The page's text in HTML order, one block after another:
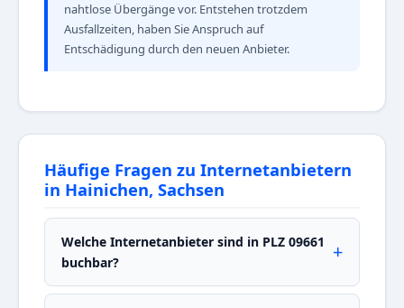
nahtlose Übergänge vor. Entstehen trotzdem
Ausfallzeiten, haben Sie Anspruch auf
Entschädigung durch den neuen Anbieter.
Häufige Fragen zu Internetanbietern
in Hainichen, Sachsen
Welche Internetanbieter sind in PLZ 09661
buchbar?